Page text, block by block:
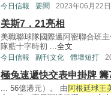
今日信報 要聞 2023年06月22日
美斯7．21亮相
美職聯球隊國際邁阿密聯合班
隊藍十字時初 ...全文
今日信報 副刊文化 體壇短打
極兔速遞快交表申掛牌 籌
... 56億港元）。 由阿根廷球王